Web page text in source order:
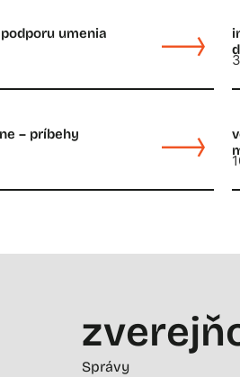
umenia
– príbehy
Správy